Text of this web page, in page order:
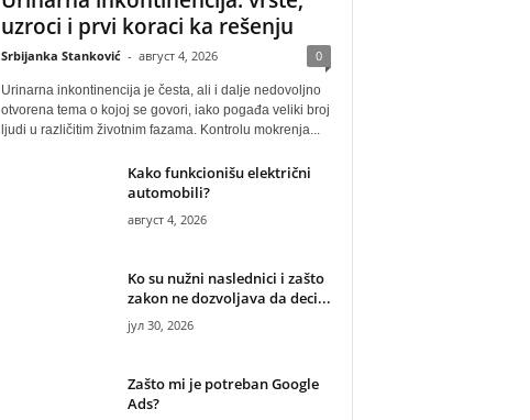
uzroci i prvi koraci ka rešenju
Srbijanka Stanković - август 4, 2026 0
Urinarna inkontinencija je česta, ali i dalje nedovoljno
otvorena tema o kojoj se govori, iako pogađa veliki broj
ljudi u različitim životnim fazama. Kontrolu mokrenja...
Kako funkcionišu električni
automobili?
август 4, 2026
Ko su nužni naslednici i zašto
zakon ne dozvoljava da deci...
јул 30, 2026
Zašto mi je potreban Google
Ads?